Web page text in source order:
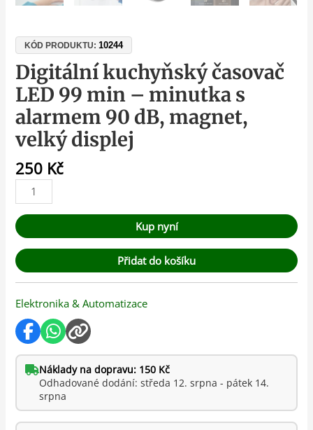
KÓD PRODUKTU:10244
Digitální kuchyňský časovač
LED 99 min – minutka s
alarmem 90 dB, magnet,
velký displej
250 Kč
Kup nyní
Přidat do košíku
Elektronika & Automatizace
Náklady na dopravu: 150 Kč
Odhadované dodání: středa 12. srpna - pátek 14.
srpna